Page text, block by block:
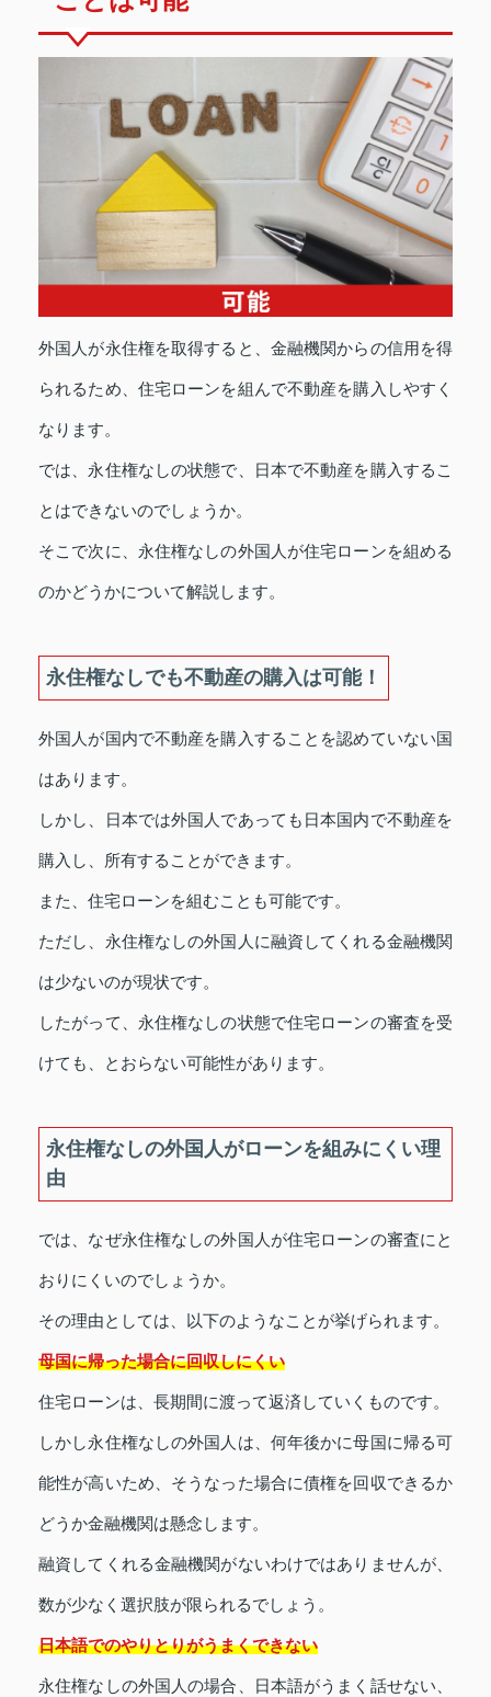
外国人が永住権を取得すると、金融機関からの信用を得
られるため、住宅ローンを組んで不動産を購入しやすく
なります。
では、永住権なしの状態で、日本で不動産を購入するこ
とはできないのでしょうか。
そこで次に、永住権なしの外国人が住宅ローンを組める
のかどうかについて解説します。
永住権なしでも不動産の購入は可能！
外国人が国内で不動産を購入することを認めていない国
はあります。
しかし、日本では外国人であっても日本国内で不動産を
購入し、所有することができます。
また、住宅ローンを組むことも可能です。
ただし、永住権なしの外国人に融資してくれる金融機関
は少ないのが現状です。
したがって、永住権なしの状態で住宅ローンの審査を受
けても、とおらない可能性があります。
永住権なしの外国人がローンを組みにくい理
由
では、なぜ永住権なしの外国人が住宅ローンの審査にと
おりにくいのでしょうか。
その理由としては、以下のようなことが挙げられます。
母国に帰った場合に回収しにくい
住宅ローンは、長期間に渡って返済していくものです。
しかし永住権なしの外国人は、何年後かに母国に帰る可
能性が高いため、そうなった場合に債権を回収できるか
どうか金融機関は懸念します。
融資してくれる金融機関がないわけではありませんが、
数が少なく選択肢が限られるでしょう。
日本語でのやりとりがうまくできない
永住権なしの外国人の場合、日本語がうまく話せない、